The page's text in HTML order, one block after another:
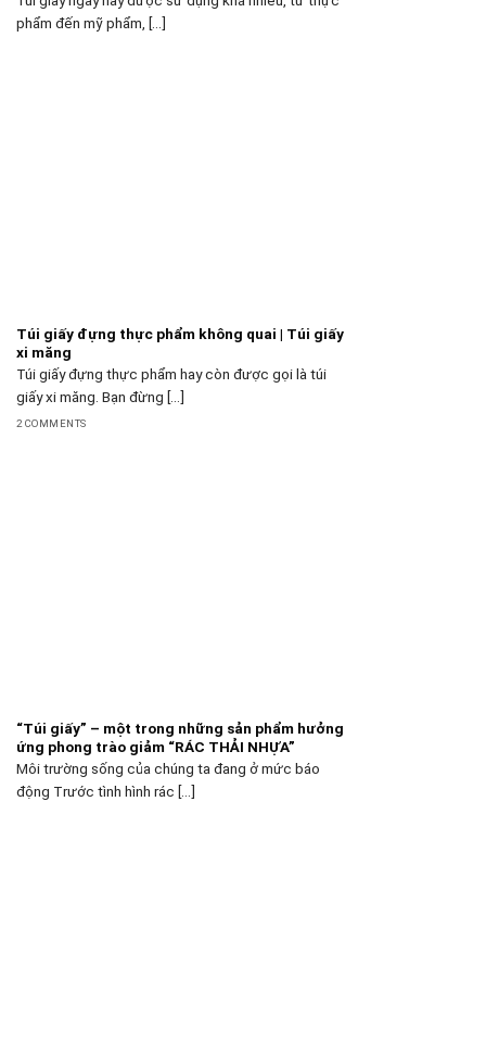
phẩm đến mỹ phẩm, [...]
Túi giấy đựng thực phẩm không quai | Túi giấy
xi măng
Túi giấy đựng thực phẩm hay còn được gọi là túi
giấy xi măng. Bạn đừng [...]
2 COMMENTS
“Túi giấy” – một trong những sản phẩm hưởng
ứng phong trào giảm “RÁC THẢI NHỰA”
Môi trường sống của chúng ta đang ở mức báo
động Trước tình hình rác [...]